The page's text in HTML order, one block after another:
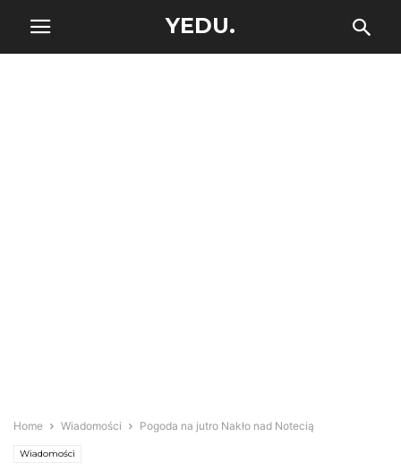
YEDU.
Home Wiadomości Pogoda na jutro Nakło nad Notecią
Wiadomości